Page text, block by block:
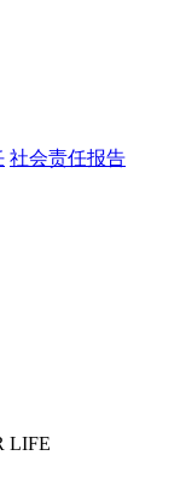
社会责任报告
LIFE